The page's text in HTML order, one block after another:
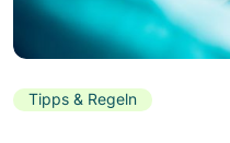
Tipps & Regeln